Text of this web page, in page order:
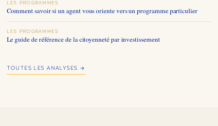
LES PROGRAMMES
Comment savoir si un agent vous oriente vers un programme particulier
LES PROGRAMMES
Le guide de référence de la citoyenneté par investissement
TOUTES LES ANALYSES →